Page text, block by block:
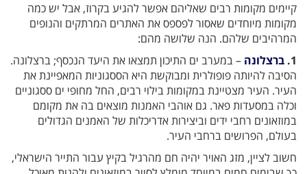
קיימים מקומות רבים שאליהם אפשר להגיע בקרוז, אבל יש כמה
מקומות מיוחדים שאסור לפספס את האתרים המרתקים והנופים
המרהיבים שלהם. הנה שלושה מהם:
1. ברצלונה – במערב ים התיכון תמצאו את היעד הנכסף; ברצלונה.
הסיבה להיותה פופולרית ומבוקשת היא הססגוניות המאפיינת את
העיר. העיר מצטיינת במקומות בילוי רבים, החל מחופי ים ססגוניים
וכלה במסעדות פאר. גם אוהבי האמנות מוצאים בה את מקומם
במוזאונים רחבי ידים וביצירות אדריכלות של האמנים הגדולים
בעולם, הפרושים ברחבי העיר.
חשוב לציין, מזג האויר יהיה חם מהרגיל בקיץ עבור התייר הישראלי,